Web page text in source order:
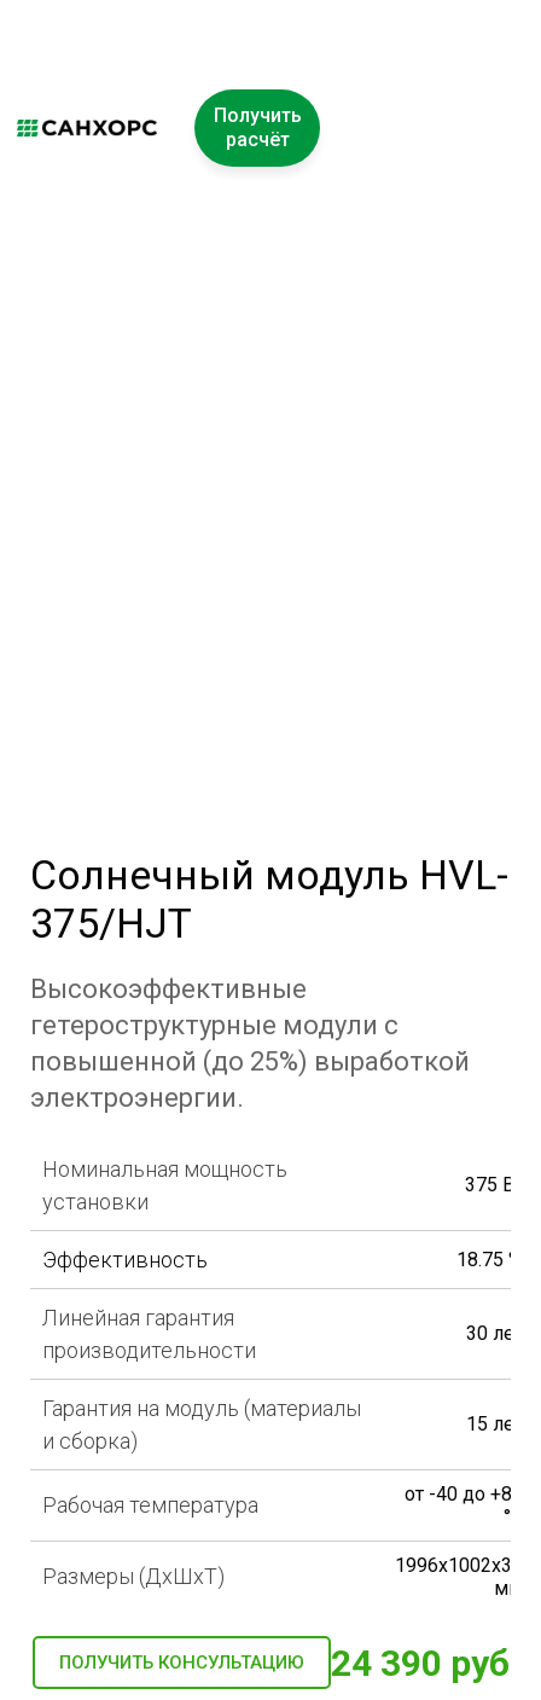
Получить
расчёт
Солнечный модуль HVL-
375/HJT
Высокоэффективные
гетероструктурные модули с
повышенной (до 25%) выработкой
электроэнергии.
Номинальная мощность
установки
375 Вт
Эффективность 18.75 %
Линейная гарантия
производительности
30 лет
Гарантия на модуль (материалы
и сборка)
15 лет
Рабочая температура
от -40 до +85
°С
Размеры (ДхШхТ)
1996x1002x30
мм
ПОЛУЧИТЬ КОНСУЛЬТАЦИЮ 24 390 руб